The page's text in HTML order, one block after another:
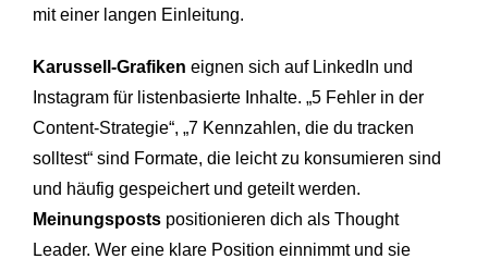
mit einer langen Einleitung.
Karussell-Grafiken eignen sich auf LinkedIn und
Instagram für listenbasierte Inhalte. „5 Fehler in der
Content-Strategie“, „7 Kennzahlen, die du tracken
solltest“ sind Formate, die leicht zu konsumieren sind
und häufig gespeichert und geteilt werden.
Meinungsposts positionieren dich als Thought
Leader. Wer eine klare Position einnimmt und sie